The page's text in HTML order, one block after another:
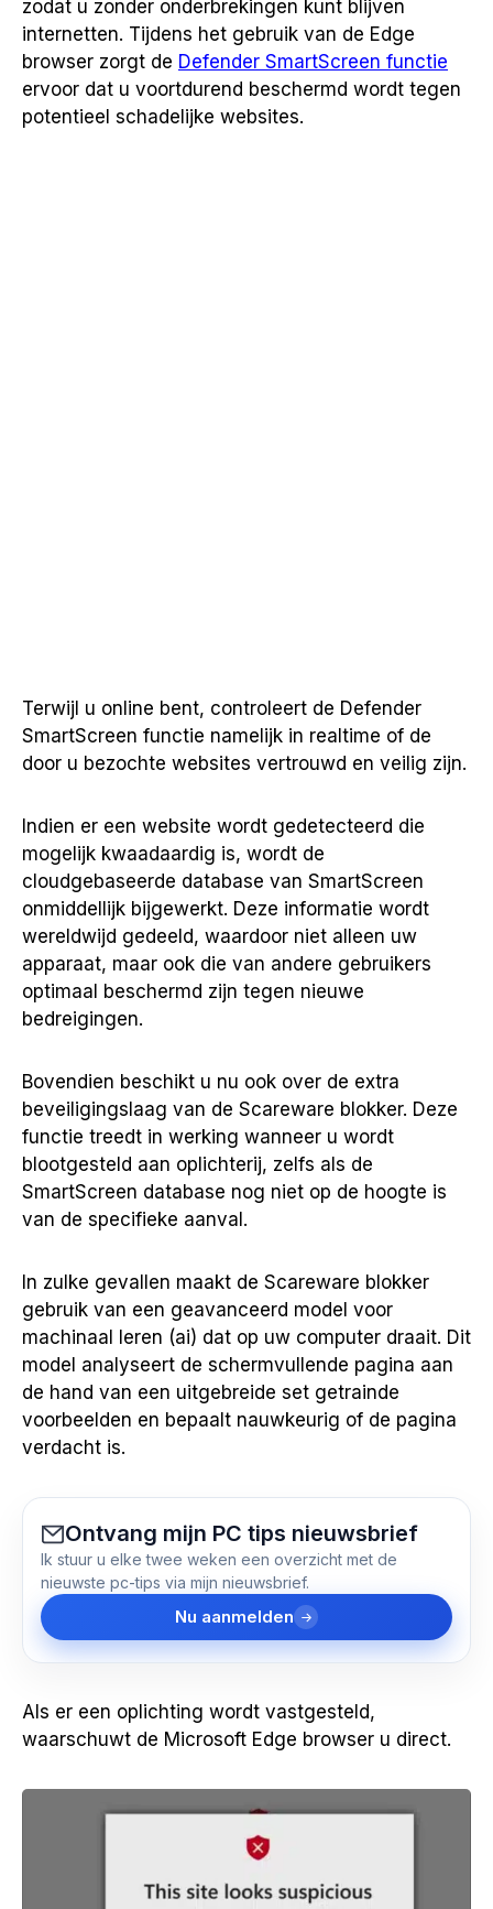
zodat u zonder onderbrekingen kunt blijven
internetten. Tijdens het gebruik van de Edge
browser zorgt de Defender SmartScreen functie
ervoor dat u voortdurend beschermd wordt tegen
potentieel schadelijke websites.
Terwijl u online bent, controleert de Defender
SmartScreen functie namelijk in realtime of de
door u bezochte websites vertrouwd en veilig zijn.
Indien er een website wordt gedetecteerd die
mogelijk kwaadaardig is, wordt de
cloudgebaseerde database van SmartScreen
onmiddellijk bijgewerkt. Deze informatie wordt
wereldwijd gedeeld, waardoor niet alleen uw
apparaat, maar ook die van andere gebruikers
optimaal beschermd zijn tegen nieuwe
bedreigingen.
Bovendien beschikt u nu ook over de extra
beveiligingslaag van de Scareware blokker. Deze
functie treedt in werking wanneer u wordt
blootgesteld aan oplichterij, zelfs als de
SmartScreen database nog niet op de hoogte is
van de specifieke aanval.
In zulke gevallen maakt de Scareware blokker
gebruik van een geavanceerd model voor
machinaal leren (ai) dat op uw computer draait. Dit
model analyseert de schermvullende pagina aan
de hand van een uitgebreide set getrainde
voorbeelden en bepaalt nauwkeurig of de pagina
verdacht is.
Ontvang mijn PC tips nieuwsbrief
Ik stuur u elke twee weken een overzicht met de
nieuwste pc-tips via mijn nieuwsbrief.
Nu aanmelden
Als er een oplichting wordt vastgesteld,
waarschuwt de Microsoft Edge browser u direct.